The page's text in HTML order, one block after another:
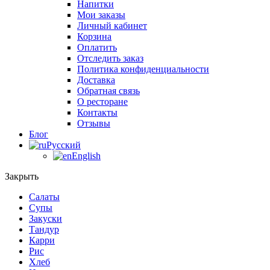
Напитки
Мои заказы
Личный кабинет
Корзина
Оплатить
Отследить заказ
Политика конфиденциальности
Доставка
Обратная связь
О ресторане
Контакты
Отзывы
Блог
Русский
English
Закрыть
Салаты
Супы
Закуски
Тандур
Карри
Рис
Хлеб